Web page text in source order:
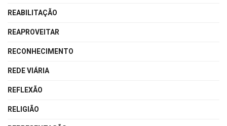
REABILITAÇÃO
REAPROVEITAR
RECONHECIMENTO
REDE VIÁRIA
REFLEXÃO
RELIGIÃO